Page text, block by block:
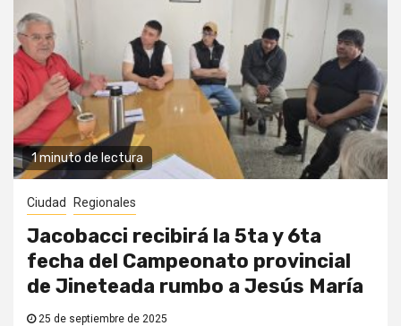
1 minuto de lectura
Ciudad Regionales
Jacobacci recibirá la 5ta y 6ta
fecha del Campeonato provincial
de Jineteada rumbo a Jesús María
25 de septiembre de 2025